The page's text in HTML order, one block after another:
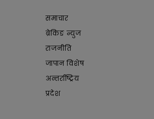
समाचार
ब्रेकिङ न्युज
राजनीति
जापान विशेष
अन्तर्राष्ट्रिय
प्रदेश